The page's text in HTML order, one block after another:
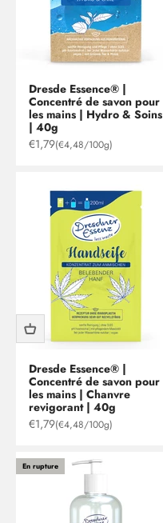
Dresde Essence® |
Concentré de savon pour
les mains | Hydro & Soins
| 40g
Prix de vente
€1,79(€4,48/100g)
Dresde Essence® |
Concentré de savon pour
les mains | Chanvre
revigorant | 40g
Prix de vente
€1,79(€4,48/100g)
En rupture